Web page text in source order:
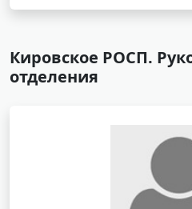
Кировское РОСП.
отделения